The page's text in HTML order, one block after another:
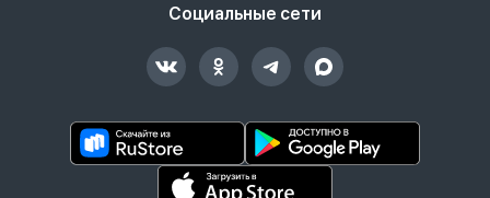
Социальные сети